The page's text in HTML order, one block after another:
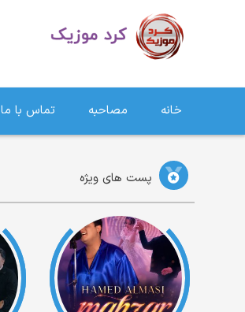
خانه مصاحبه تماس با ما
پست های ویژه